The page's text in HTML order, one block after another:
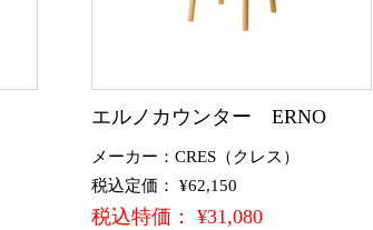
エルノカウンター ERNO
メーカー：CRES（クレス）
税込定価： ¥62,150
税込特価： ¥31,080